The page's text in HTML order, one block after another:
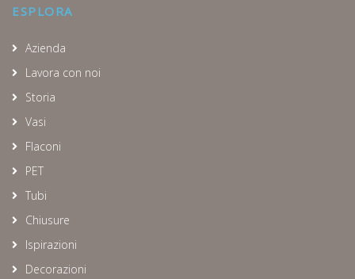
ESPLORA
Azienda
Lavora con noi
Storia
Vasi
Flaconi
PET
Tubi
Chiusure
Ispirazioni
Decorazioni